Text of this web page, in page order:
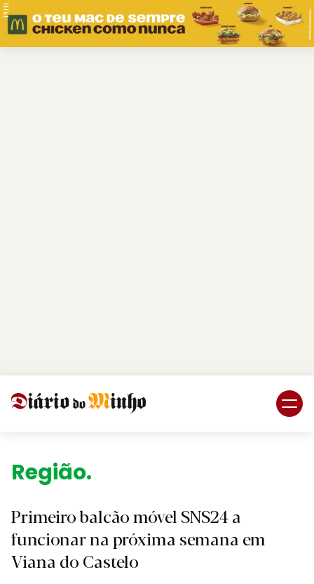
PUB.
Região.
Primeiro balcão móvel SNS24 a
funcionar na próxima semana em
Viana do Castelo